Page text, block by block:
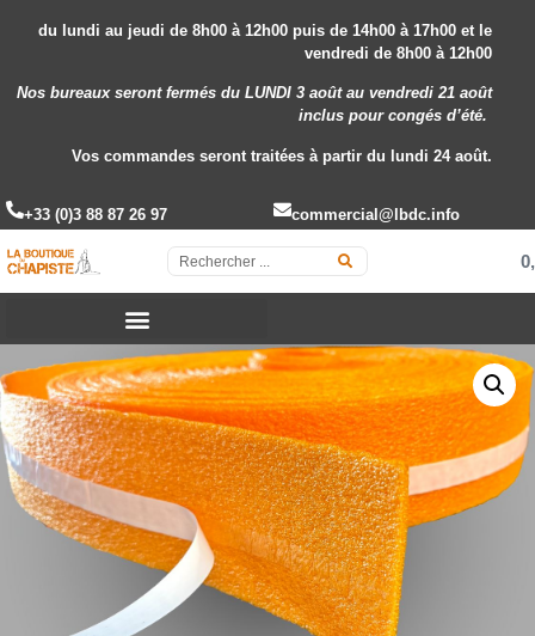
du lundi au jeudi de 8h00 à 12h00 puis de 14h00 à 17h00 et le
vendredi de 8h00 à 12h00
Nos bureaux seront fermés du LUNDI 3 août au vendredi 21 août
incluspour congés d’été.
Vos commandes seront traitées à partir du lundi 24 août.
+33 (0)3 88 87 26 97 commercial@lbdc.info